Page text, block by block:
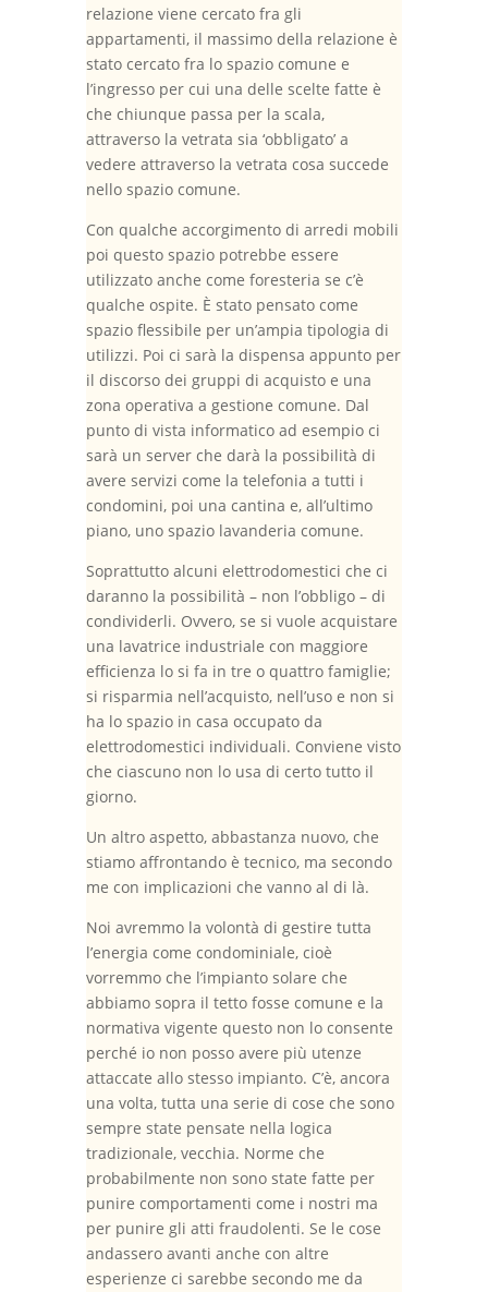
relazione viene cercato fra gli
appartamenti, il massimo della relazione è
stato cercato fra lo spazio comune e
l’ingresso per cui una delle scelte fatte è
che chiunque passa per la scala,
attraverso la vetrata sia ‘obbligato’ a
vedere attraverso la vetrata cosa succede
nello spazio comune.
Con qualche accorgimento di arredi mobili
poi questo spazio potrebbe essere
utilizzato anche come foresteria se c’è
qualche ospite. È stato pensato come
spazio flessibile per un’ampia tipologia di
utilizzi. Poi ci sarà la dispensa appunto per
il discorso dei gruppi di acquisto e una
zona operativa a gestione comune. Dal
punto di vista informatico ad esempio ci
sarà un server che darà la possibilità di
avere servizi come la telefonia a tutti i
condomini, poi una cantina e, all’ultimo
piano, uno spazio lavanderia comune.
Soprattutto alcuni elettrodomestici che ci
daranno la possibilità – non l’obbligo – di
condividerli. Ovvero, se si vuole acquistare
una lavatrice industriale con maggiore
efficienza lo si fa in tre o quattro famiglie;
si risparmia nell’acquisto, nell’uso e non si
ha lo spazio in casa occupato da
elettrodomestici individuali. Conviene visto
che ciascuno non lo usa di certo tutto il
giorno.
Un altro aspetto, abbastanza nuovo, che
stiamo affrontando è tecnico, ma secondo
me con implicazioni che vanno al di là.
Noi avremmo la volontà di gestire tutta
l’energia come condominiale, cioè
vorremmo che l’impianto solare che
abbiamo sopra il tetto fosse comune e la
normativa vigente questo non lo consente
perché io non posso avere più utenze
attaccate allo stesso impianto. C’è, ancora
una volta, tutta una serie di cose che sono
sempre state pensate nella logica
tradizionale, vecchia. Norme che
probabilmente non sono state fatte per
punire comportamenti come i nostri ma
per punire gli atti fraudolenti. Se le cose
andassero avanti anche con altre
esperienze ci sarebbe secondo me da